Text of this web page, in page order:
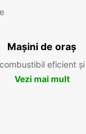
Mașini de oraș
eficient
Vezi mai mult